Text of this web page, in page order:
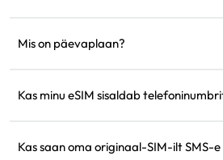
Soovitame see enne reisi paigaldada.
Mis on päevaplaan?
kell 9.00. Kui päeva andmemaht saab
Kas minu eSIM sisaldab
kasutada rakendusi nagu WhatsApp.
Kas saan oma originaal-SIM-ilt SMS-